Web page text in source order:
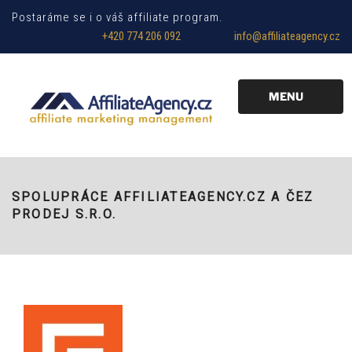
Postaráme se i o váš affiliate program.
+420 774 206 092
info@affiliateagency.cz
MENU
SPOLUPRÁCE AFFILIATEAGENCY.CZ A ČEZ
PRODEJ S.R.O.